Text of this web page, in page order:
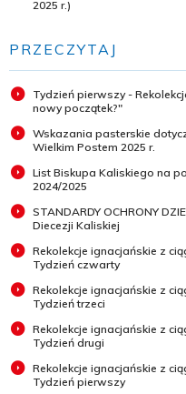
2025 r.)
PRZECZYTAJ
Tydzień pierwszy -
nowy początek?"
Wskazania pasterskie
Wielkim Postem 2025 r.
List Biskupa Kaliskiego na
2024/2025
STANDARDY OCHRONY
Diecezji Kaliskiej
Rekolekcje ignacjańskie z
Tydzień czwarty
Rekolekcje ignacjańskie z
Tydzień trzeci
Rekolekcje ignacjańskie z
Tydzień drugi
Rekolekcje ignacjańskie z
Tydzień pierwszy